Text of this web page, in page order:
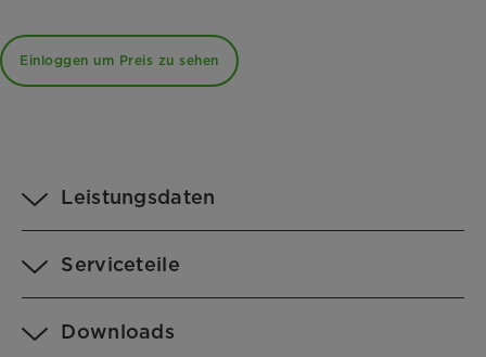
Einloggen um Preis zu sehen
Leistungsdaten
Serviceteile
Downloads